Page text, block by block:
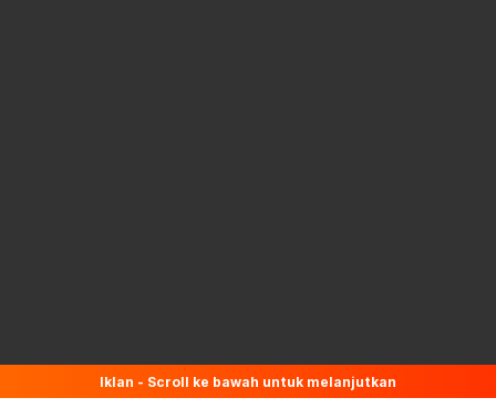
Iklan - Scroll ke bawah untuk melanjutkan